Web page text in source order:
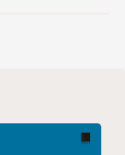
無數耳熟能詳的
將工作重點，從
由套用「設計